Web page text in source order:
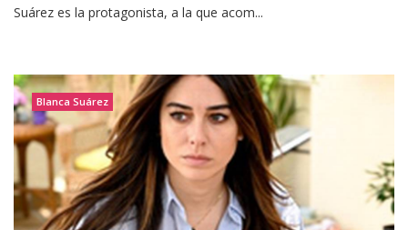
Suárez es la protagonista, a la que acom...
Blanca Suárez